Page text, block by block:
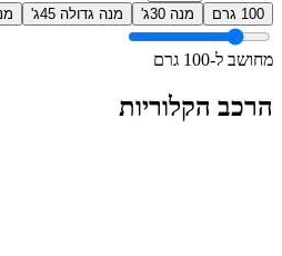
100 גרם מנה 30ג' מנה גדולה 45ג'
מחושב ל-100 גרם
הרכב הקלוריות